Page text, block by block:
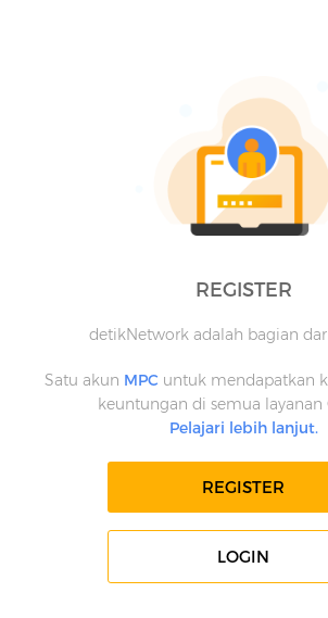
REGISTER
detikNetwork adalah bagian
Satu akun MPC untuk mendapatkan
keuntungan di semua layanan
Pelajari lebih lanjut.
REGISTER
LOGIN